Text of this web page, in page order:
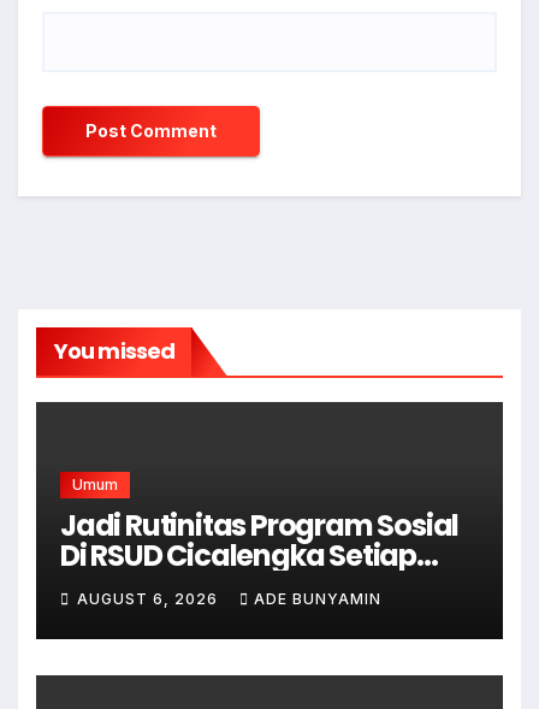
You missed
Umum
Jadi Rutinitas Program Sosial
Di RSUD Cicalengka Setiap
Bulan Gelar Sunatan Massal
Bagi Masyarakat Tidak
Mampu
AUGUST 6, 2026 ADE BUNYAMIN